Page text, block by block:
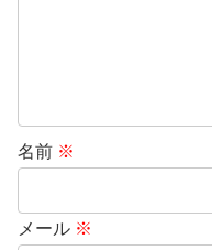
名前 ※
メール ※